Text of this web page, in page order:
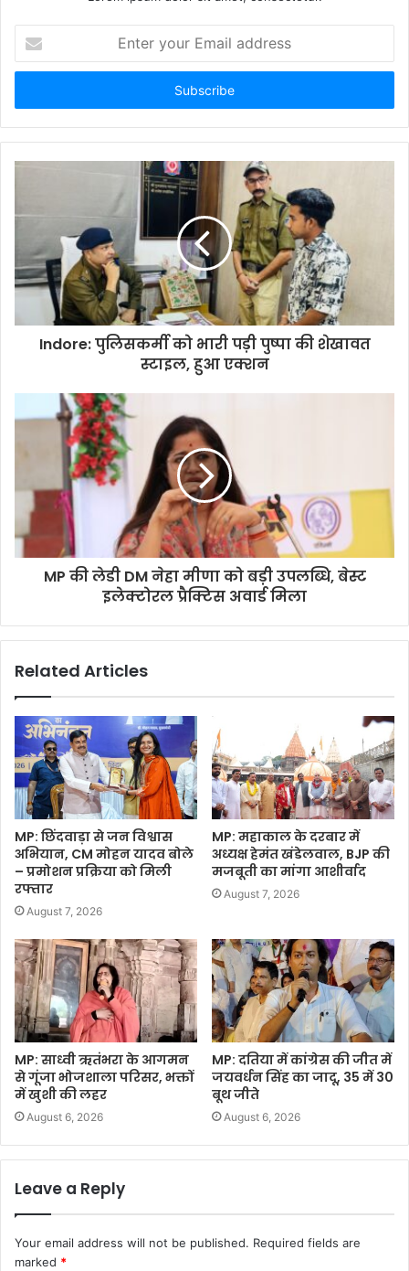
your
Email
Indore: पुलिसकर्मी को भारी पड़ी पुष्पा की शेखावत
स्टाइल, हुआ एक्शन
MP की लेडी DM नेहा मीणा को बड़ी उपलब्धि, बेस्ट
इलेक्टोरल प्रैक्टिस अवार्ड मिला
Related Articles
MP: छिंदवाड़ा से जन विश्वास
अभियान, CM मोहन यादव बोले
– प्रमोशन प्रक्रिया को मिली
रफ्तार
August 7, 2026
MP: महाकाल के दरबार में
अध्यक्ष हेमंत खंडेलवाल, BJP की
मजबूती का मांगा आशीर्वाद
August 7, 2026
MP: साध्वी ऋतंभरा के आगमन
से गूंजा भोजशाला परिसर, भक्तों
में खुशी की लहर
August 6, 2026
MP: दतिया में कांग्रेस की जीत में
जयवर्धन सिंह का जादू, 35 में 30
बूथ जीते
August 6, 2026
Leave a Reply
Your email address will not be published. Required fields are
marked *